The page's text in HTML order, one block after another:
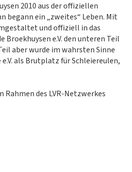
2010 aus der offiziellen
begann ein „zweites“ Leben. Mit
und offiziell in das
e.V. den unteren Teil
aber wurde im wahrsten Sinne
als Brutplatz für Schleiereulen,
des LVR-Netzwerkes